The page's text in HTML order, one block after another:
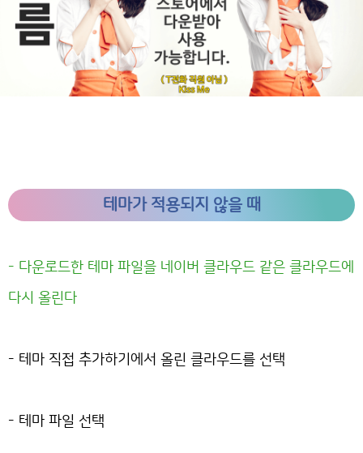
테마가 적용되지 않을 때
- 다운로드한 테마 파일을 네이버 클라우드 같은 클라우드에
다시 올린다
- 테마 직접 추가하기에서 올린 클라우드를 선택
- 테마 파일 선택